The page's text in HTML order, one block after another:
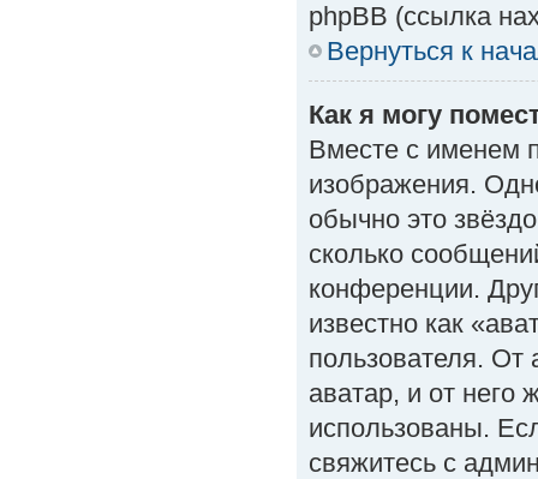
phpBB (ссылка
Вернуться к
Как я могу
Вместе с именем
изображения.
обычно это
сколько
конференции.
известно как
пользователя. От
аватар, и от него
использованы.
свяжитесь с